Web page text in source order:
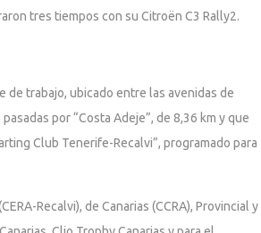
tres tiempos con su Citroën C3 Rally2.
de trabajo, ubicado entre las avenidas de
por “Costa Adeje”, de 8,36 km y que
Club Tenerife-Recalvi”, programado para
Recalvi), de Canarias (CCRA), Provincial y